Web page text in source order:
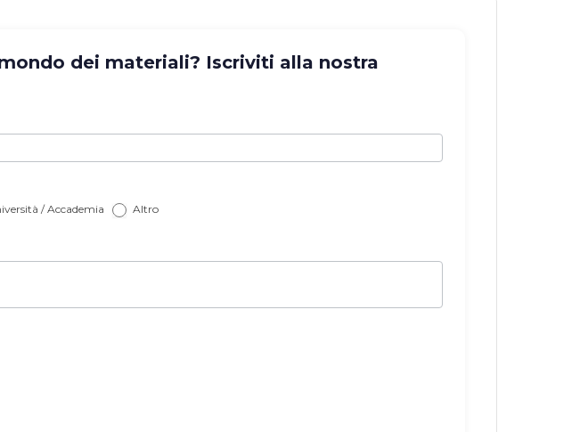
dei materiali? Iscriviti alla nostra
/ Accademia Altro